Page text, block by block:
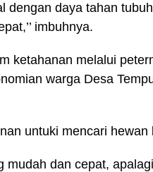
dengan daya tahan
imbuhnya.
ketahanan melalui
warga Desa
untuki mencari hewan
mudah dan cepat,